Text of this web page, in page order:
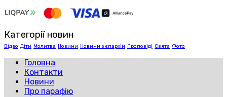
Категорії новин
Відео Діти Молитва Новини Новини з єпархій Проповіді Свята Фото
Головна
Контакти
Новини
Про парафію